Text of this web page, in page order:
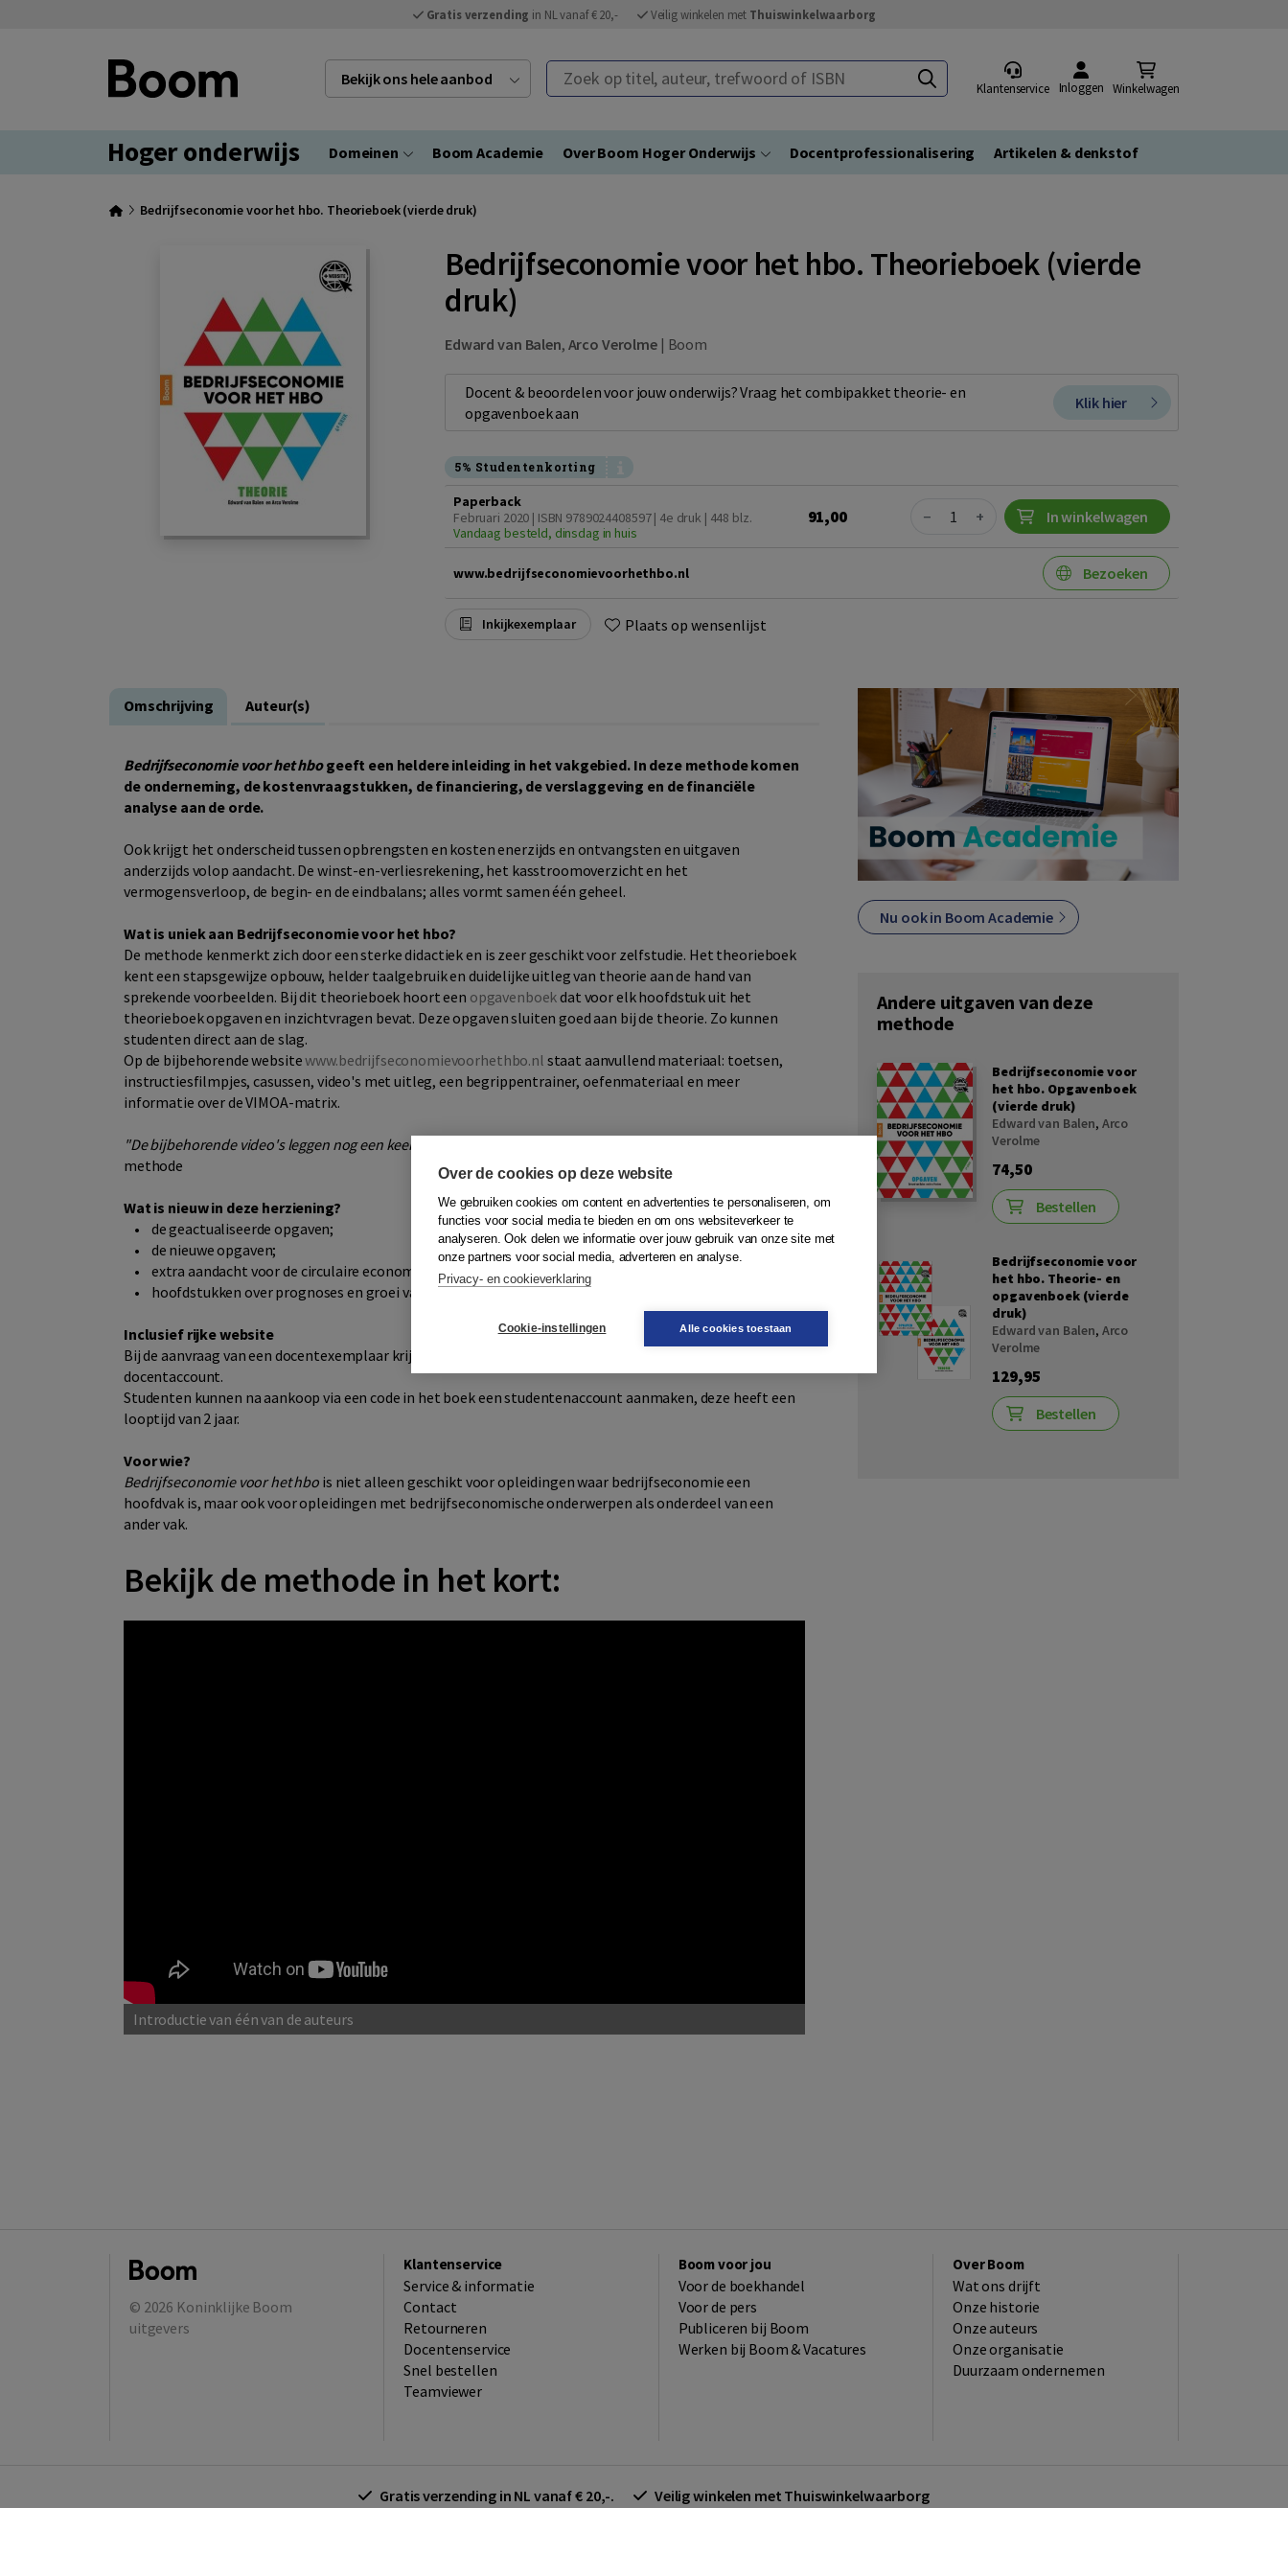
Gratis verzending in NL vanaf € 20,- Veilig winkelen met Thuiswinkelwaarborg
Bekijk ons hele aanbod Zoek op titel, auteur, trefwoord of ISBN
Klantenservice Inloggen Winkelwagen
Hoger onderwijs Domeinen Boom Academie Over Boom Hoger Onderwijs Docentprofessionalisering Artikelen & denkstof
Bedrijfseconomie voor het hbo. Theorieboek (vierde druk)
Bedrijfseconomie voor het hbo. Theorieboek (vierde
druk)
Edward van Balen, Arco Verolme| Boom
Docent & beoordelen voor jouw onderwijs? Vraag het combipakket theorie- en
opgavenboek aan
Klik hier
5% Studentenkorting
Paperback
Februari 2020 | ISBN 9789024408597 | 4e druk | 448 blz.
Vandaag besteld, dinsdag in huis
91,00 Quantity
− + In winkelwagen
www.bedrijfseconomievoorhethbo.nl Bezoeken
Inkijkexemplaar Plaats op wensenlijst
Omschrijving Auteur(s)
Bedrijfseconomie voor het hbogeeft een heldere inleiding in het vakgebied. In deze methode komen
de onderneming, de kostenvraagstukken, de financiering, de verslaggeving en de financiële
analyse aan de orde.
Ook krijgt het onderscheid tussen opbrengsten en kosten enerzijds en ontvangsten en uitgaven
anderzijds volop aandacht. De winst-en-verliesrekening, het kasstroomoverzicht en het
vermogensverloop, de begin- en de eindbalans; alles vormt samen één geheel.
Wat is uniek aan Bedrijfseconomie voor het hbo?
De methode kenmerkt zich door een sterke didactiek en is zeer geschikt voor zelfstudie. Het theorieboek
kent een stapsgewijze opbouw, helder taalgebruik en duidelijke uitleg van theorie aan de hand van
sprekende voorbeelden. Bij dit theorieboek hoort een opgavenboekdat voor elk hoofdstuk uit het
theorieboek opgaven en inzichtvragen bevat. Deze opgaven sluiten goed aan bij de theorie. Zo kunnen
studenten direct aan de slag.
Op de bijbehorende websitewww.bedrijfseconomievoorhethbo.nl staat aanvullend materiaal: toetsen,
instructiesfilmpjes, casussen, video's met uitleg, een begrippentrainer, oefenmateriaal en meer
informatie over de VIMOA-matrix.
"De bijbehorende video's leggen nog een keer de theorie uit, dan begrijp je het wel!"
methode
Wat is nieuw in deze herziening?
• de geactualiseerde opgaven;
• de nieuwe opgaven;
• extra aandacht voor de circulaire economie en het vermogensverloop;
• hoofdstukken over prognoses en groei van de onderneming en faillissementsanalyse.
Inclusief rijke website
Bij de aanvraag van een docentexemplaar krijgt de docent toegang tot de volledige website met een
docentaccount.
Studenten kunnen na aankoop via een code in het boek een studentenaccount aanmaken, deze heeft een
looptijd van 2 jaar.
Voor wie?
Bedrijfseconomie voor het hbo is niet alleen geschikt voor opleidingen waar bedrijfseconomie een
hoofdvak is, maar ook voor opleidingen met bedrijfseconomische onderwerpen als onderdeel van een
ander vak.
Bekijk de methode in het kort:
Introductie van één van de auteurs
Nu ook in Boom Academie
Andere uitgaven van deze
methode
Bedrijfseconomie voor
het hbo. Opgavenboek
(vierde druk)
Edward van Balen, Arco
Verolme
74,50
Bestellen
Bedrijfseconomie voor
het hbo. Theorie- en
opgavenboek (vierde
druk)
Edward van Balen, Arco
Verolme
129,95
Bestellen
© 2026 Koninklijke Boom
uitgevers
Klantenservice
Service & informatie
Contact
Retourneren
Docentenservice
Snel bestellen
Teamviewer
Boom voor jou
Voor de boekhandel
Voor de pers
Publiceren bij Boom
Werken bij Boom & Vacatures
Over Boom
Wat ons drijft
Onze historie
Onze auteurs
Onze organisatie
Duurzaam ondernemen
Gratis verzending in NL vanaf € 20,-. Veilig winkelen met Thuiswinkelwaarborg
Over de cookies op deze website
We gebruiken cookies om content en advertenties te personaliseren, om
functies voor social media te bieden en om ons websiteverkeer te
analyseren. Ook delen we informatie over jouw gebruik van onze site met
onze partners voor social media, adverteren en analyse.
Privacy- en cookieverklaring
Cookie-instellingen Alle cookies toestaan